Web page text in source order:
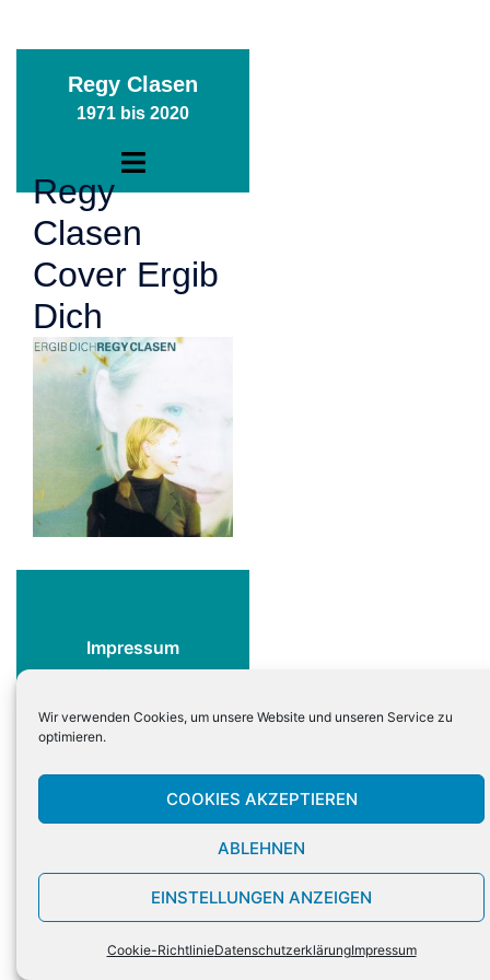
Wir verwenden Cookies, um unsere Website und unseren Service zu
optimieren.
COOKIES AKZEPTIEREN
ABLEHNEN
EINSTELLUNGEN ANZEIGEN
Cookie-RichtlinieDatenschutzerklärungImpressum
springen
Regy Clasen
1971 bis 2020
Menü
Regy
Clasen
Cover Ergib
Dich
Impressum
Cookie-Richtlinie